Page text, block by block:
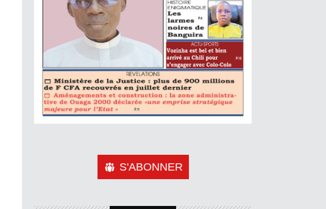
S'ABONNER